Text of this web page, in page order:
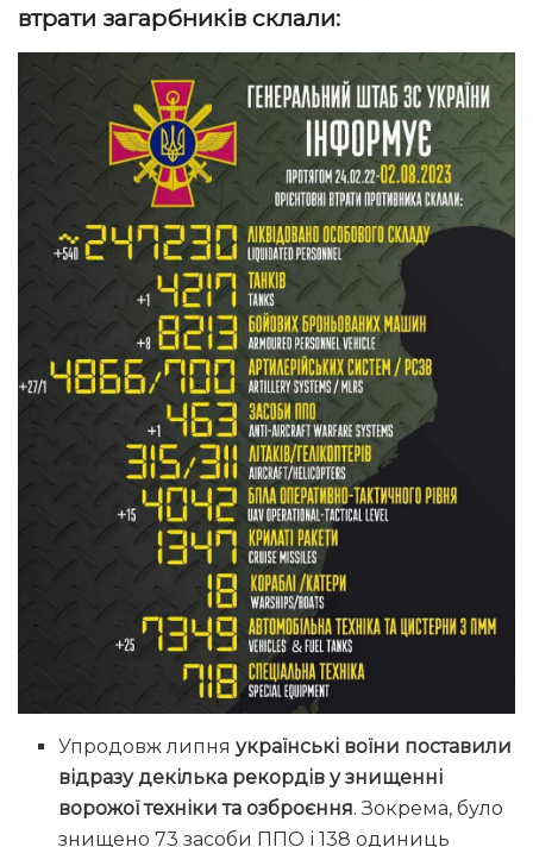
втрати загарбників склали:
Упродовж липняукраїнські воїни поставили
відразу декілька рекордів у знищенні
ворожої техніки та озброєння. Зокрема, було
знищено 73 засоби ППО і 138 одиниць